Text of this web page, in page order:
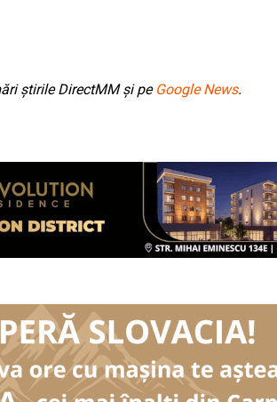
știrile DirectMM și pe Google News.